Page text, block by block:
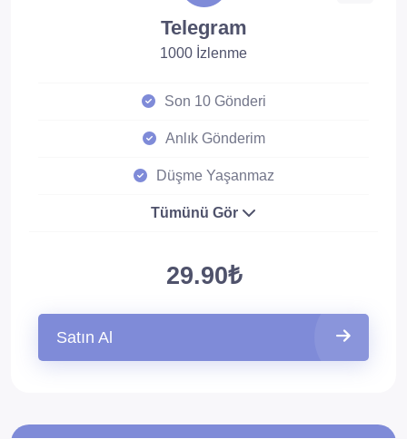
Telegram
1000 İzlenme
Son 10 Gönderi
Anlık Gönderim
Düşme Yaşanmaz
Tümünü Gör
29.90₺
Satın Al